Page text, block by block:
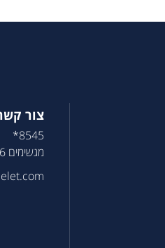
צור
8545*
מגשימים 6 א, פתח תקווה